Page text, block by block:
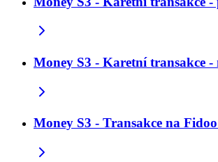
Money S3 - Karetní transakce
Money S3 - Transakce na